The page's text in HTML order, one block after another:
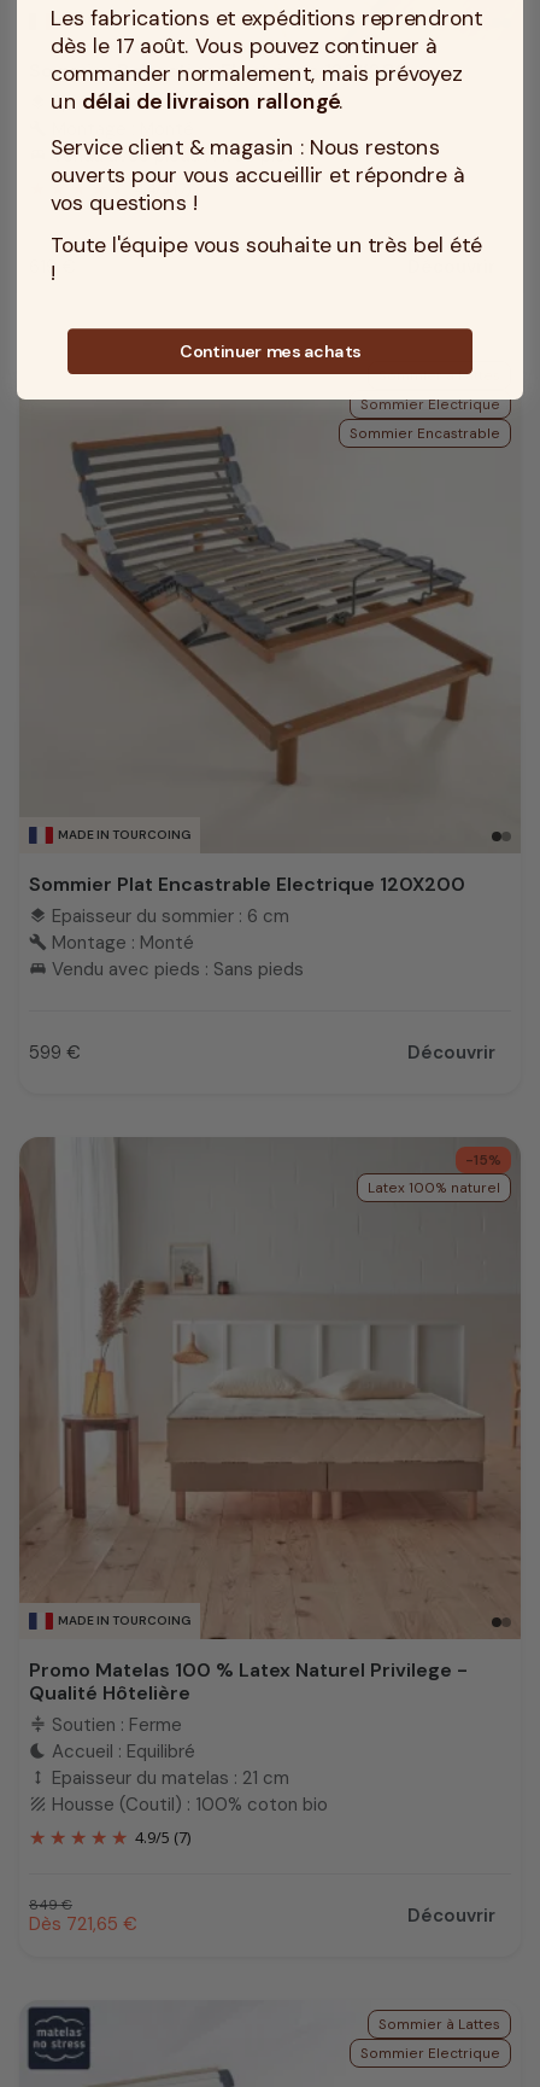
MADE IN TOURCOING
Sommier Relaxation Electrique 120X200
Epaisseur du sommier : 20 cm
Vendu avec pieds : Avec pieds
4.4/5 (7)
Prix
619 €
MADE IN TOURCOING
Sommier à Lattes
Sommier Electrique
Sommier Encastrable
Sommier Plat Encastrable Electrique 120X200
layers Epaisseur du sommier : 6 cm
build Montage : Monté
king_bed Vendu avec pieds : Sans pieds
Prix
599 € Découvrir
MADE IN TOURCOING
-15%
Latex 100% naturel
Promo Matelas 100 % Latex Naturel Privilege -
Qualité Hôtelière
compress Soutien : Ferme
bedtime Accueil : Equilibré
height Epaisseur du matelas : 21 cm
texture Housse (Coutil) : 100% coton bio
4.9/5 (7)
Prix habituel
849 €
Prix promotionnel
Dès 721,65 € Découvrir
Sommier à Lattes
Sommier Electrique
Les fabrications et expéditions reprendront
dès le 17 août. Vous pouvez continuer à
commander normalement, mais prévoyez
un délai de livraison rallongé.
Service client & magasin : Nous restons
ouverts pour vous accueillir et répondre à
vos questions !
Toute l'équipe vous souhaite un très bel été
!
Continuer mes achats